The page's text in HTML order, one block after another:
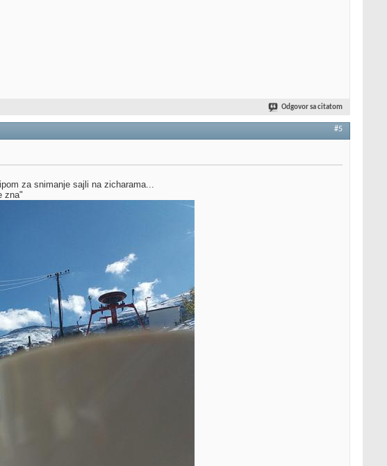
Odgovor sa citatom
#5
za snimanje sajli na zicharama...
zna"